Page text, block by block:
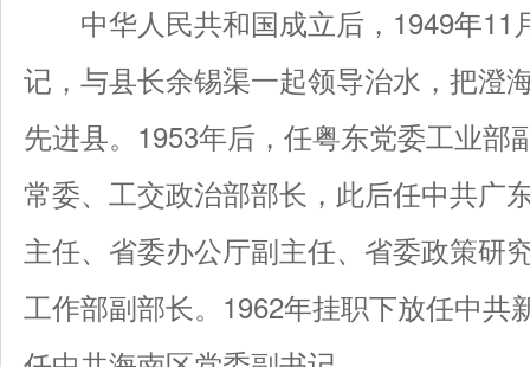
中华人民共和国成立后，1949年11
记，与县长余锡渠一起领导治水，把澄
先进县。1953年后，任粤东党委工业部
常委、工交政治部部长，此后任中共广
主任、省委办公厅副主任、省委政策研
工作部副部长。1962年挂职下放任中共